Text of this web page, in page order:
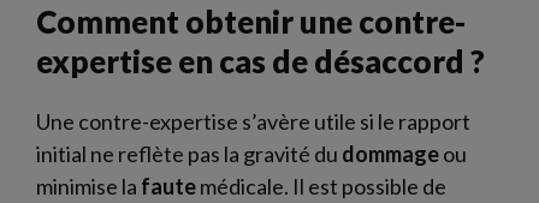
Comment obtenir une contre-
expertise en cas de désaccord ?
Une contre-expertise s’avère utile si le rapport
initial ne reflète pas la gravité du dommageou
minimise la fautemédicale. Il est possible de